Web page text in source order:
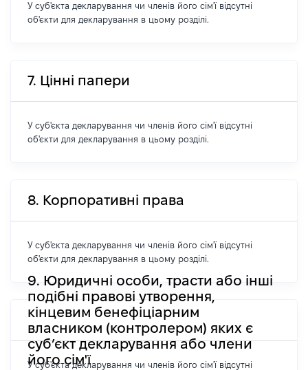
У суб'єкта декларування чи членів його сім'ї відсутні
об'єкти для декларування в цьому розділі.
7. Цінні папери
У суб'єкта декларування чи членів його сім'ї відсутні
об'єкти для декларування в цьому розділі.
8. Корпоративні права
У суб'єкта декларування чи членів його сім'ї відсутні
об'єкти для декларування в цьому розділі.
9. Юридичні особи, трасти або інші
подібні правові утворення,
кінцевим бенефіціарним
власником (контролером) яких є
суб’єкт декларування або члени
його сім'ї
У суб'єкта декларування чи членів його сім'ї відсутні